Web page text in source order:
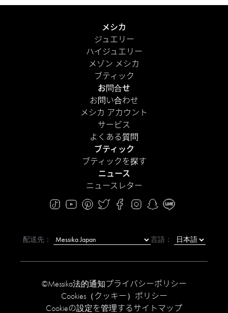
メシカ
ジュエリー
ハイジュエリー
メゾン メシカ
ブティック
お問合せ
お問い合わせ
メシカ アカウント
サービス
よくある質問
ブティック
ブティックを探す
ニュース
ニュースレター
©Messika法的通知プライバシーポリシー
Cookies（クッキー）ポリシー
Cookieの設定を管理するサイトマップ
配送先： 言語：